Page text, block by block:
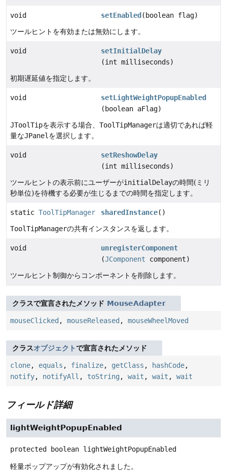
void setEnabled (boolean flag)
ツールヒントを有効または無効にします。
void
setInitialDelay
(int milliseconds)
初期遅延値を指定します。
void
setLightWeightPopupEnabled
(boolean aFlag)
JToolTipを表示する場合、 ToolTipManagerは適切であれば軽
量なJPanelを選択します。
void
setReshowDelay
(int milliseconds)
ツールヒントの表示前にユーザーがinitialDelayの時間(ミリ
秒単位)を待機する必要が生じるまでの時間を指定します。
static ToolTipManager sharedInstance()
ToolTipManagerの共有インスタンスを返します。
void
unregisterComponent
(JComponent component)
ツールヒント制御からコンポーネントを削除します。
クラスで宣言されたメソッド MouseAdapter
mouseClicked , mouseReleased , mouseWheelMoved
クラスオブジェクトで宣言されたメソッド
clone, equals , finalize, getClass , hashCode,
notify, notifyAll , toString , wait , wait , wait
フィールド詳細
lightWeightPopupEnabled
protected boolean lightWeightPopupEnabled
軽量ポップアップが有効化されました。